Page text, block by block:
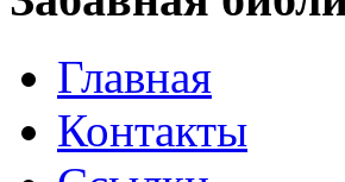
Главная
Контакты